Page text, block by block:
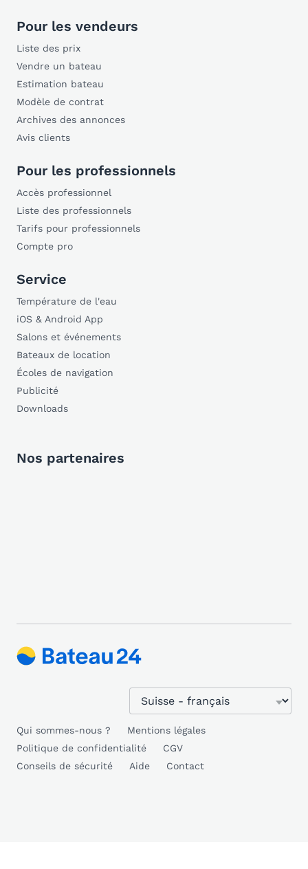
Pour les vendeurs
Liste des prix
Vendre un bateau
Estimation bateau
Modèle de contrat
Archives des annonces
Avis clients
Pour les professionnels
Accès professionnel
Liste des professionnels
Tarifs pour professionnels
Compte pro
Service
Température de l'eau
iOS & Android App
Salons et événements
Bateaux de location
Écoles de navigation
Publicité
Downloads
Nos partenaires
Qui sommes-nous ?
Mentions légales
Politique de confidentialité
CGV
Conseils de sécurité
Aide Contact